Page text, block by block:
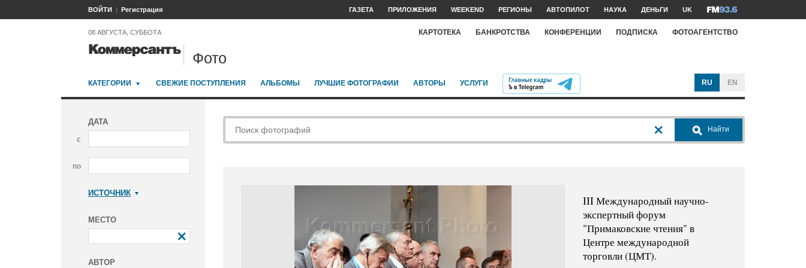
ВОЙТИ Регистрация ГАЗЕТА ПРИЛОЖЕНИЯ WEEKEND РЕГИОНЫ АВТОПИЛОТ НАУКА ДЕНЬГИ UK
08 АВГУСТА, СУББОТА КАРТОТЕКА БАНКРОТСТВА КОНФЕРЕНЦИИ ПОДПИСКА ФОТОАГЕНТСТВО
Фото
КАТЕГОРИИ СВЕЖИЕ ПОСТУПЛЕНИЯ АЛЬБОМЫ ЛУЧШИЕ ФОТОГРАФИИ АВТОРЫ УСЛУГИ RU EN
ДАТА
с
по
ИСТОЧНИК
МЕСТО
АВТОР
Найти
III Международный научно-
экспертный форум
"Примаковские чтения" в
Центре международной
торговли (ЦМТ).